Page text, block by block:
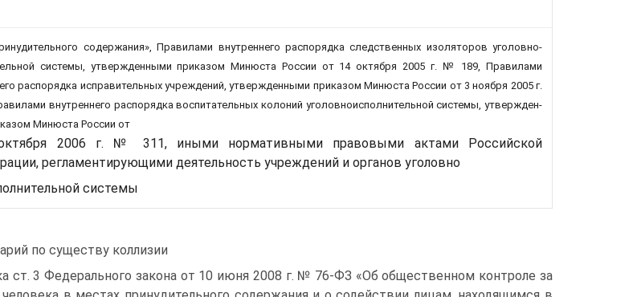
содержа­ния», Правилами внутреннего рас­порядка следственных изоляторов уголовно-
системы, утвержденными приказом Минюста России от 14 октября 2005 г. № 189, Правилами
распорядка исправительных учреждений, ут­вержденными приказом Минюста России от 3 ноября 2005 г.
внутреннего распорядка воспитательных колоний уголовно­исполнительной системы, утвержден­
Минюста России от
2006 г. № 311, иными нормативными правовыми актами Российской
регламен­тирующими деятельность учрежде­ний и органов уголовно­
системы
по существу коллизии
ст. 3 Федерального закона от 10 июня 2008 г. № 76-ФЗ «Об общественном контроле за